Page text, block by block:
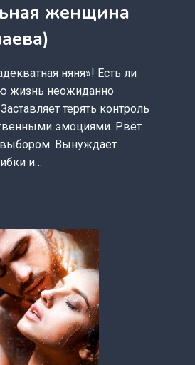
женщина
няня»! Есть ли
жизнь неожиданно
терять контроль
эмоциями. Рвёт
Вынуждает
и…